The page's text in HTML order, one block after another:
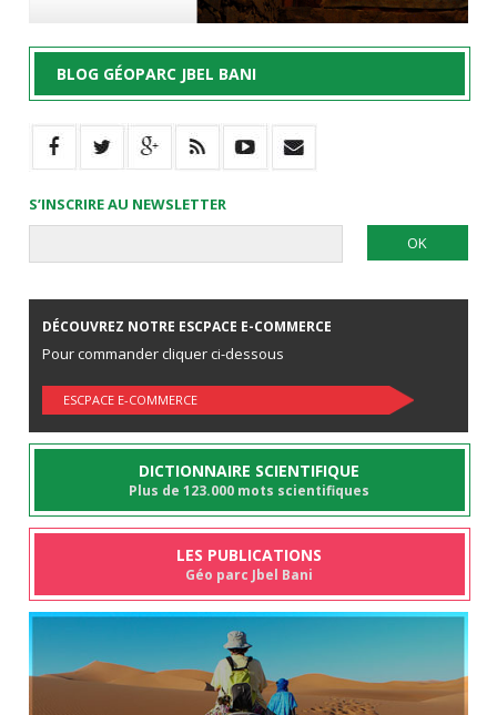
BLOG GÉOPARC JBEL BANI
S’INSCRIRE AU NEWSLETTER
DÉCOUVREZ NOTRE ESCPACE E-COMMERCE
Pour commander cliquer ci-dessous
ESCPACE E-COMMERCE
DICTIONNAIRE SCIENTIFIQUE
Plus de 123.000 mots scientifiques
LES PUBLICATIONS
Géo parc Jbel Bani